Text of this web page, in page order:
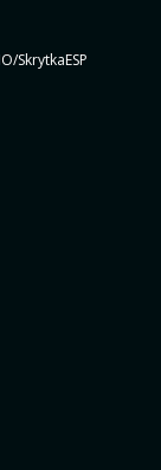
SkrytkaESP